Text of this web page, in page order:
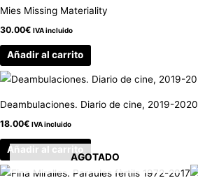
Mies Missing Materiality
30.00€ IVA incluido
Añadir al carrito
Deambulaciones. Diario de cine, 2019-2020
18.00€ IVA incluido
Añadir al carrito
AGOTADO